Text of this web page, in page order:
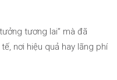
tương lai” mà đã
nơi hiệu quả hay lãng phí